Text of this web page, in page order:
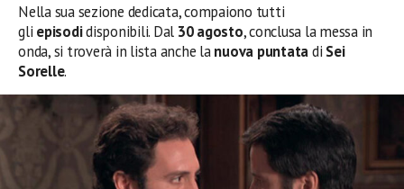
Nella sua sezione dedicata, compaiono tutti
gli episodidisponibili. Dal 30 agosto, conclusa la messa in
onda, si troverà in lista anche lanuova puntatadi Sei
Sorelle.